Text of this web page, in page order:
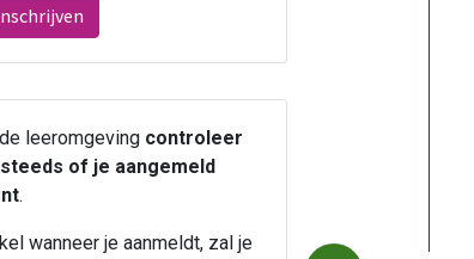
leeromgeving controleer
of je aangemeld
.
wanneer je aanmeldt, zal je